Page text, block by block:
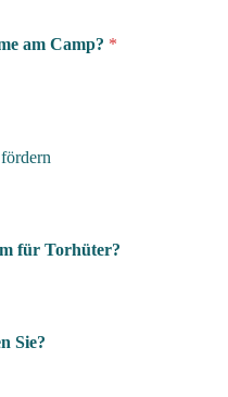
am Camp? *
für Torhüter?
Sie?